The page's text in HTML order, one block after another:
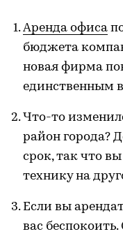
Аренда офиса
бюджета
новая фирма
единственным
Что-то
район города?
срок, так что
технику на
Если вы
вас